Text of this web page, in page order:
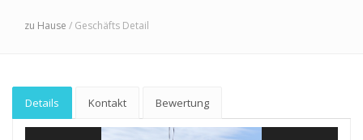
zu Hause / Geschäfts Detail
Details Kontakt Bewertung